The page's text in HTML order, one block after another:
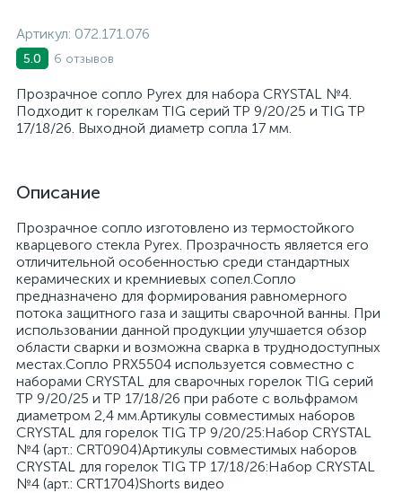
Артикул: 072.171.076
5.0 6 отзывов
Прозрачное сопло Pyrex для набора CRYSTAL №4.
Подходит к горелкам TIG серий TP 9/20/25 и TIG TP
17/18/26. Выходной диаметр сопла 17 мм.
Описание
Прозрачное сопло изготовлено из термостойкого
кварцевого стекла Pyrex. Прозрачность является его
отличительной особенностью среди стандартных
керамических и кремниевых сопел.Сопло
предназначено для формирования равномерного
потока защитного газа и защиты сварочной ванны. При
использовании данной продукции улучшается обзор
области сварки и возможна сварка в труднодоступных
местах.Сопло PRX5504 используется совместно с
наборами CRYSTAL для сварочных горелок TIG серий
TP 9/20/25 и TP 17/18/26 при работе с вольфрамом
диаметром 2,4 мм.Артикулы совместимых наборов
CRYSTAL для горелок TIG TP 9/20/25:Набор CRYSTAL
№4 (арт.: CRT0904)Артикулы совместимых наборов
CRYSTAL для горелок TIG TP 17/18/26:Набор CRYSTAL
№4 (арт.: CRT1704)Shorts видео